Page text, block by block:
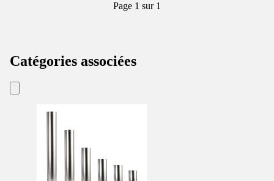
Page 1 sur 1
Catégories associées